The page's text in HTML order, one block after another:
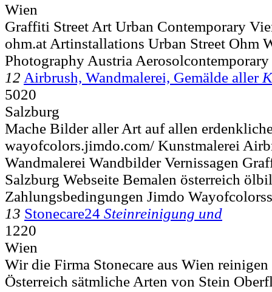
Wien
Graffiti Street Art Urban Contemporary
ohm.at Artinstallations Urban Street Ohm
Photography Austria
12 Airbrush, Wandmalerei, Gemälde aller
5020
Salzburg
Mache Bilder aller Art auf allen
wayofcolors.jimdo.com/ Kunstmalerei
Wandmalerei Wandbilder Vernissagen
Salzburg Webseite Bemalen österreich
Zahlungsbedingungen Jimdo Wayofcolorss
13 Stonecare24 Steinreinigung und
1220
Wien
Wir die Firma Stonecare aus Wien
Österreich sätmliche Arten von Stein